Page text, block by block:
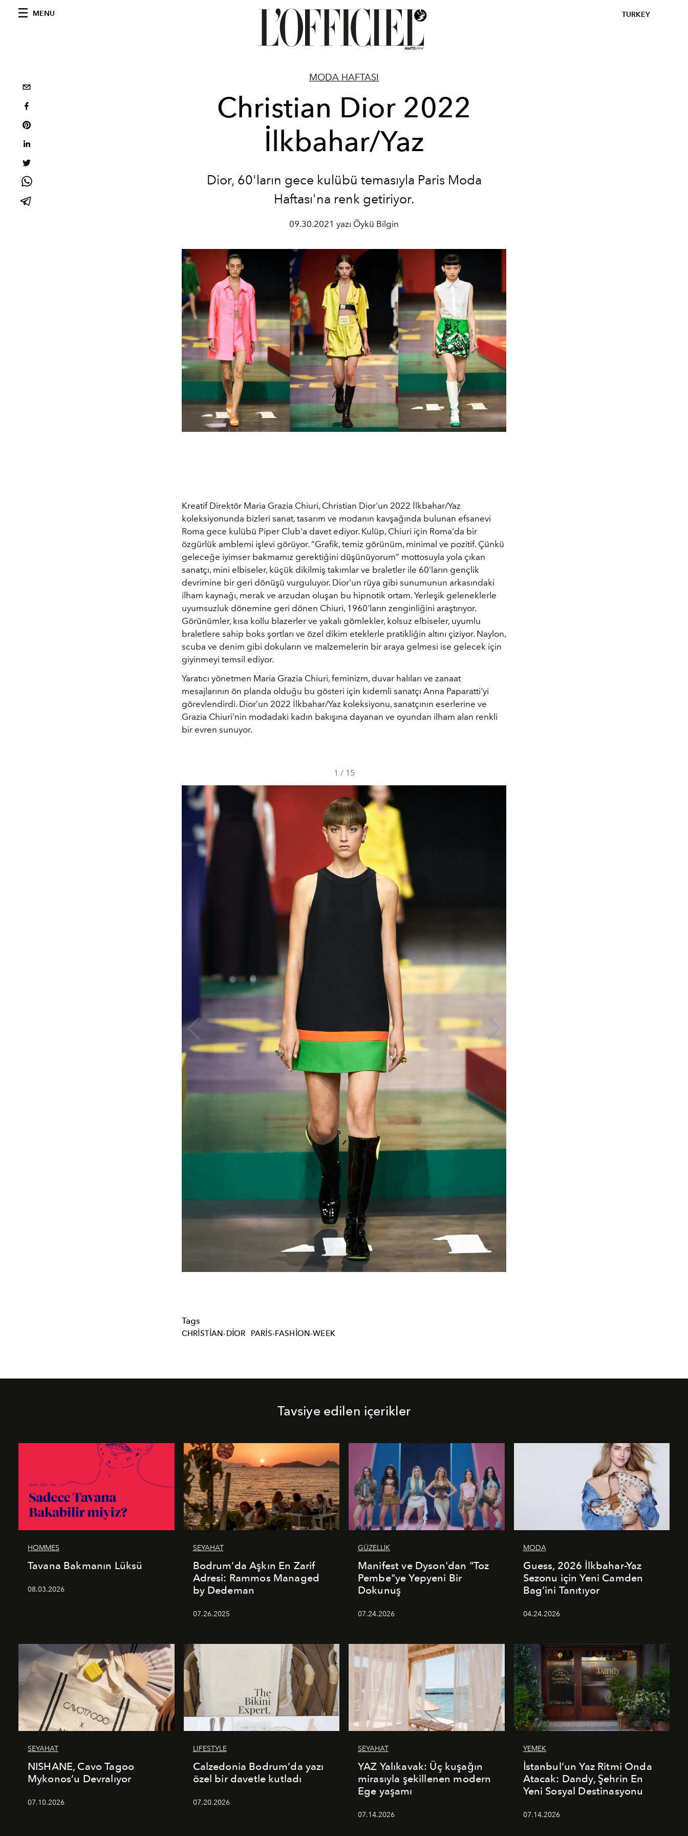
MENU TURKEY
MODA HAFTASI
Christian Dior 2022
İlkbahar/Yaz
Dior, 60'ların gece kulübü temasıyla Paris Moda
Haftası'na renk getiriyor.
09.30.2021 yazı Öykü Bilgin
Kreatif Direktör Maria Grazia Chiuri, Christian Dior'un 2022 İlkbahar/Yaz
koleksiyonunda bizleri sanat, tasarım ve modanın kavşağında bulunan efsanevi
Roma gece kulübü Piper Club'a davet ediyor. Kulüp, Chiuri için Roma’da bir
özgürlük amblemi işlevi görüyor. “Grafik, temiz görünüm, minimal ve pozitif. Çünkü
geleceğe iyimser bakmamız gerektiğini düşünüyorum” mottosuyla yola çıkan
sanatçı, mini elbiseler, küçük dikilmiş takımlar ve braletler ile 60'ların gençlik
devrimine bir geri dönüşü vurguluyor. Dior'un rüya gibi sunumunun arkasındaki
ilham kaynağı, merak ve arzudan oluşan bu hipnotik ortam. Yerleşik geleneklerle
uyumsuzluk dönemine geri dönen Chiuri, 1960'ların zenginliğini araştırıyor.
Görünümler, kısa kollu blazerler ve yakalı gömlekler, kolsuz elbiseler, uyumlu
braletlere sahip boks şortları ve özel dikim eteklerle pratikliğin altını çiziyor. Naylon,
scuba ve denim gibi dokuların ve malzemelerin bir araya gelmesi ise gelecek için
giyinmeyi temsil ediyor.
Yaratıcı yönetmen Maria Grazia Chiuri, feminizm, duvar halıları ve zanaat
mesajlarının ön planda olduğu bu gösteri için kıdemli sanatçı Anna Paparatti'yi
görevlendirdi. Dior’un 2022 İlkbahar/Yaz koleksiyonu, sanatçının eserlerine ve
Grazia Chiuri'nin modadaki kadın bakışına dayanan ve oyundan ilham alan renkli
bir evren sunuyor.
1 / 15
Tags
CHRISTIAN-DIOR PARIS-FASHION-WEEK
Tavsiye edilen içerikler
HOMMES
Tavana Bakmanın Lüksü
08.03.2026
SEYAHAT
Bodrum’da Aşkın En Zarif
Adresi: Rammos Managed
by Dedeman
07.26.2025
GÜZELLİK
Manifest ve Dyson'dan "Toz
Pembe"ye Yepyeni Bir
Dokunuş
07.24.2026
MODA
Guess, 2026 İlkbahar-Yaz
Sezonu için Yeni Camden
Bag’ini Tanıtıyor
04.24.2026
SEYAHAT
NISHANE, Cavo Tagoo
Mykonos’u Devralıyor
07.10.2026
LIFESTYLE
Calzedonia Bodrum’da yazı
özel bir davetle kutladı
07.20.2026
SEYAHAT
YAZ Yalıkavak: Üç kuşağın
mirasıyla şekillenen modern
Ege yaşamı
07.14.2026
YEMEK
İstanbul’un Yaz Ritmi Onda
Atacak: Dandy, Şehrin En
Yeni Sosyal Destinasyonu
07.14.2026